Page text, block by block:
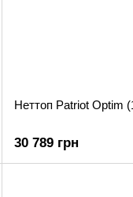
Неттоп Patriot Optim
30 789 грн